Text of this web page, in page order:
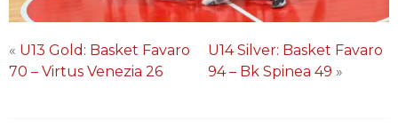
« U13 Gold: Basket Favaro
70 – Virtus Venezia 26
U14 Silver: Basket Favaro
94 – Bk Spinea 49 »